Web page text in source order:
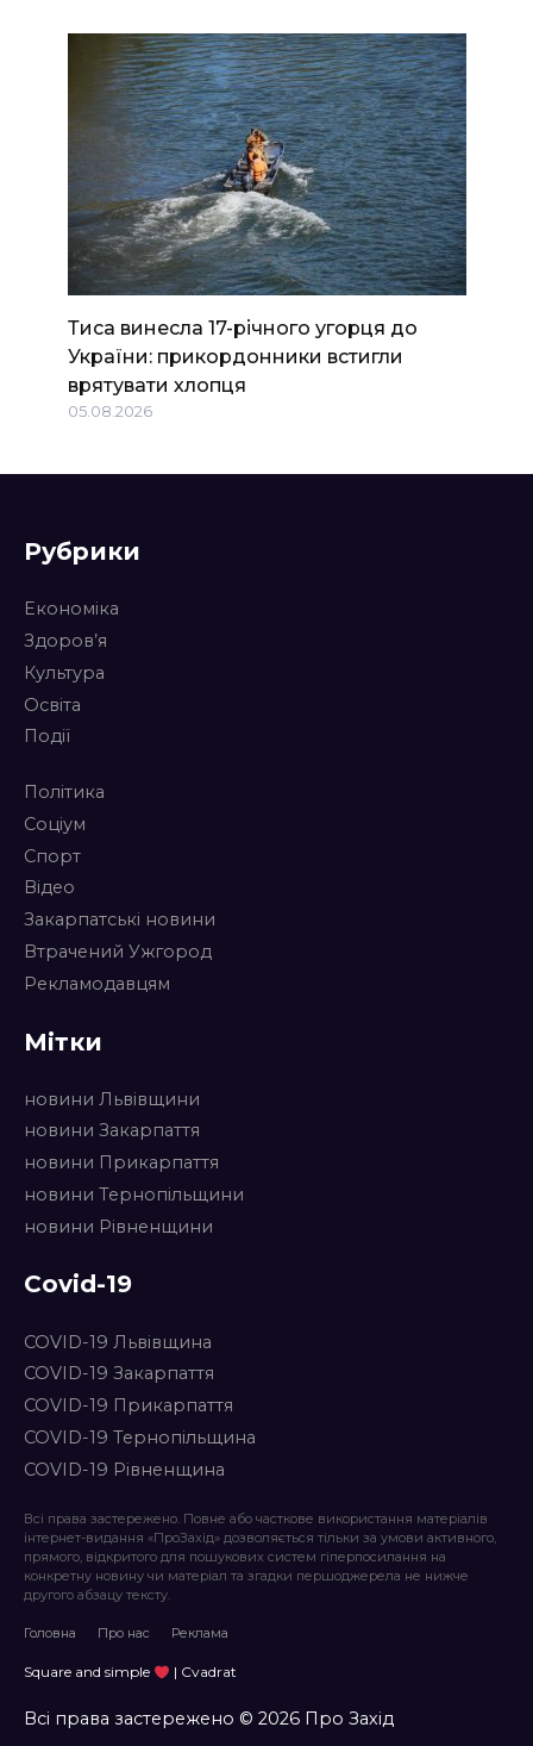
Тиса винесла 17-річного угорця до
України: прикордонники встигли
врятувати хлопця
05.08.2026
Рубрики
Економіка
Здоров’я
Культура
Освіта
Події
Політика
Соціум
Спорт
Відео
Закарпатські новини
Втрачений Ужгород
Рекламодавцям
Мітки
новини Львівщини
новини Закарпаття
новини Прикарпаття
новини Тернопільщини
новини Рівненщини
Covid-19
COVID-19 Львівщина
COVID-19 Закарпаття
COVID-19 Прикарпаття
COVID-19 Тернопільщина
COVID-19 Рівненщина
Всі права застережено. Повне або часткове використання матеріалів
інтернет-видання «ПроЗахід» дозволяється тільки за умови активного,
прямого, відкритого для пошукових систем гіперпосилання на
конкретну новину чи матеріал та згадки першоджерела не нижче
другого абзацу тексту.
Головна Про нас Реклама
Square and simple | Cvadrat
Всі права застережено © 2026 Про Захід